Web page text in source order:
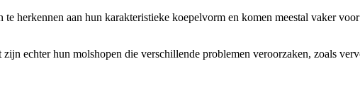
herkennen aan hun karakteristieke koepelvorm en komen meestal vaker
echter hun molshopen die verschillende problemen veroorzaken, zoals